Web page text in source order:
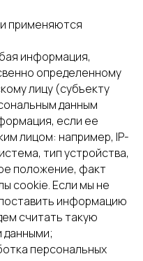
применяются
информация,
определенному
лицу (субъекту
данным
если ее
лицом: например, IP-
тип устройства,
положение, факт
cookie. Если мы не
информацию
считать такую
персональных